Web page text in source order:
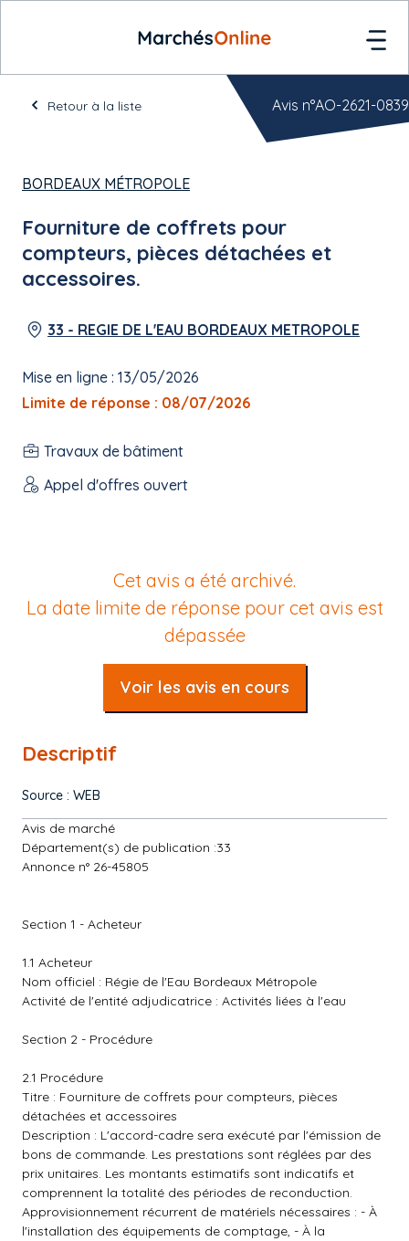
Retour à la liste
BORDEAUX MÉTROPOLE
Fourniture de coffrets pour
compteurs, pièces détachées et
accessoires.
33 - REGIE DE L'EAU BORDEAUX METROPOLE
Mise en ligne : 13/05/2026
Limite de réponse : 08/07/2026
Travaux de bâtiment
Appel d'offres ouvert
Avis n°AO-2621-0839
Cet avis a été archivé.
La date limite de réponse pour cet avis est
dépassée
Voir les avis en cours
Descriptif
Source : WEB
Avis de marché
Département(s) de publication :33
Annonce n° 26-45805
Section 1 - Acheteur
1.1 Acheteur
Nom officiel : Régie de l'Eau Bordeaux Métropole
Activité de l'entité adjudicatrice : Activités liées à l'eau
Section 2 - Procédure
2.1 Procédure
Titre : Fourniture de coffrets pour compteurs, pièces
détachées et accessoires
Description : L'accord-cadre sera exécuté par l'émission de
bons de commande. Les prestations sont réglées par des
prix unitaires. Les montants estimatifs sont indicatifs et
comprennent la totalité des périodes de reconduction.
Approvisionnement récurrent de matériels nécessaires : - À
l'installation des équipements de comptage, - À la